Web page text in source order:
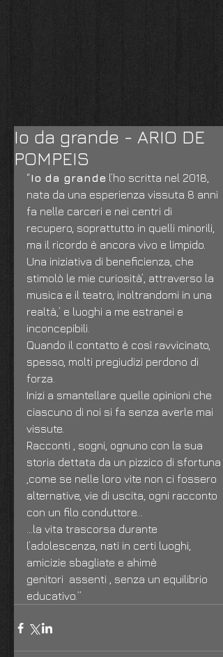
Io da grande - ARIO DE
POMPEIS
“Io da grande l’ho scritta nel 2018,
nata da una esperienza vissuta 8 anni
fa nelle carceri e nei centri di
recupero, soprattutto in quelli minorili,
ma il ricordo è ancora vivo e limpido.
Una iniziativa di beneficienza, che
stimolò le mie curiosità’, attraverso la
musica e il teatro, inoltrandomi in una
realtà,’ e luoghi a me estranei e
inconcepibili.
Quando il contatto è così ravvicinato,
spesso, molti pregiudizi perdono di
forza.
Inizi a smantellare quelle opinioni che
ciascuno di noi si fa senza averle mai
vissute.
Racconti , sogni, ognuno con la sua
storia dettata da un pizzico di sfortuna
,come se nelle loro vite non ci fossero
alternative, vie di uscita, ogni racconto
con un filo conduttore…
…la vita trascorsa durante
l’adolescenza, nati in certi luoghi,
amicizie sbagliate e ahimè
genitori  assenti , senza un equilibrio
educativo.”